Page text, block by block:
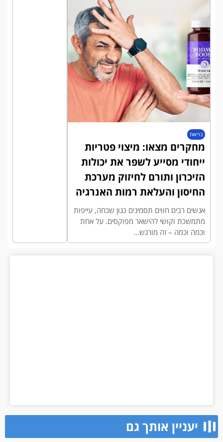
בריאות
מחקרים מצאו: מיצוי פטריות
ייחודי מסייע לשפר את יכולות
הזיכרון ותורם לחיזוק מערכת
החיסון והעלאת רמות האנרגיה
אנשים רבים חווים תסמינים כגון שכחה, עייפות
מתמשכת וקושי להישאר מפוקסים. על אחת
וכמה וכמה – זה מורגש...
יעניין אותך גם